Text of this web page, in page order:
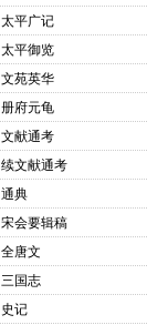
太平广记
太平御览
文苑英华
册府元龟
文献通考
续文献通考
通典
宋会要辑稿
全唐文
三国志
史记